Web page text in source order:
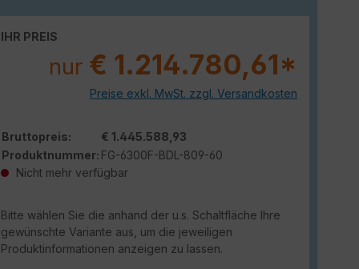
IHR PREIS
nur € 1.214.780,61*
Preise exkl. MwSt. zzgl. Versandkosten
Bruttopreis:
€ 1.445.588,93
Produktnummer: FG-6300F-BDL-809-60
Nicht mehr verfügbar
Bitte wählen Sie die anhand der u.s. Schaltfläche Ihre
gewünschte Variante aus, um die jeweiligen
Produktinformationen anzeigen zu lassen.